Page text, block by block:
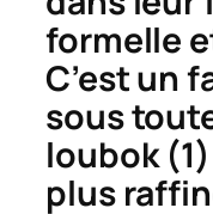
formelle
C’est un
sous
loubok
plus